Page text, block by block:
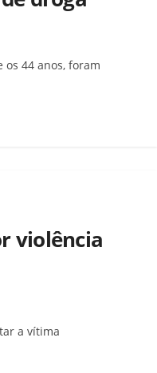
os 44 anos, foram
violência
a vítima